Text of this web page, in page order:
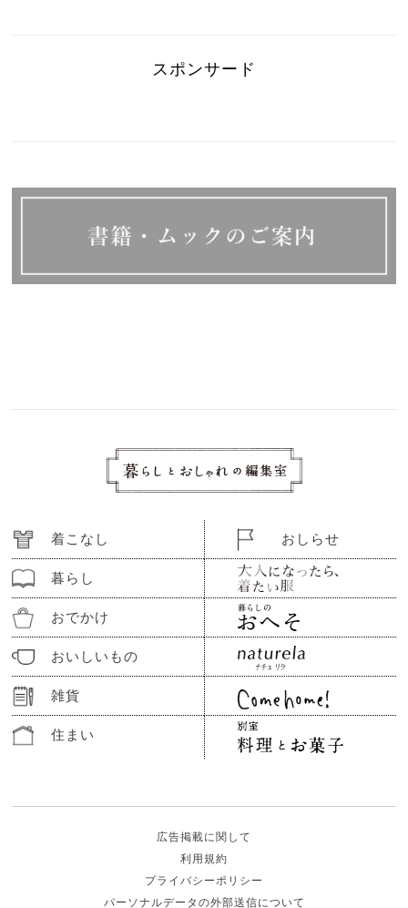
スポンサード
着こなし
暮らし
おでかけ
おいしいもの
雑貨
住まい
おしらせ
広告掲載に関して
利用規約
プライバシーポリシー
パーソナルデータの外部送信について